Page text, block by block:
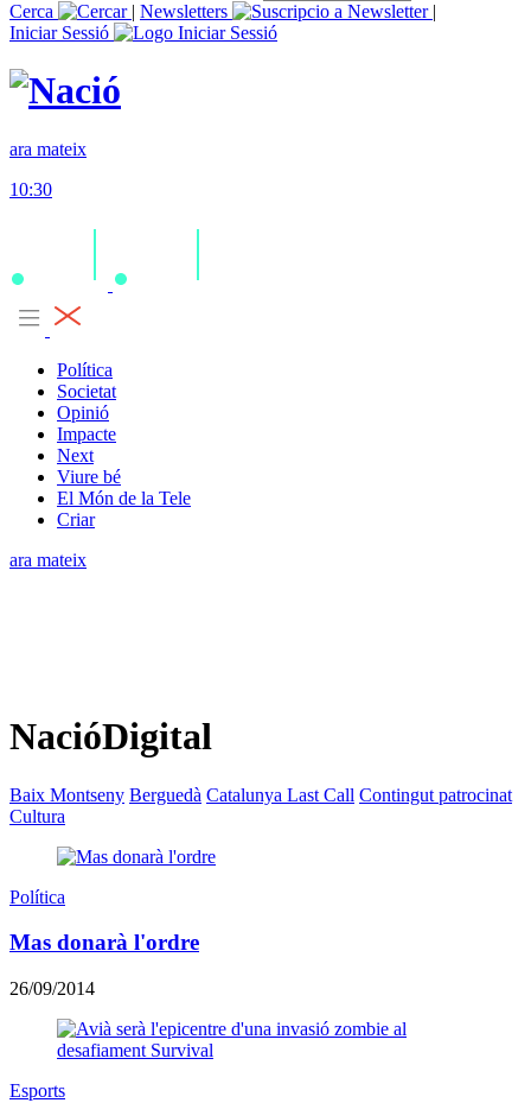
Cerca
| Newsletters
|
Iniciar Sessió
ara mateix
10:30
Política
Societat
Opinió
Impacte
Next
Viure bé
El Món de la Tele
Criar
ara mateix
NacióDigital
Baix Montseny Berguedà Catalunya Last Call Contingut patrocinat
Cultura
Política
Mas donarà l'ordre
26/09/2014
Esports